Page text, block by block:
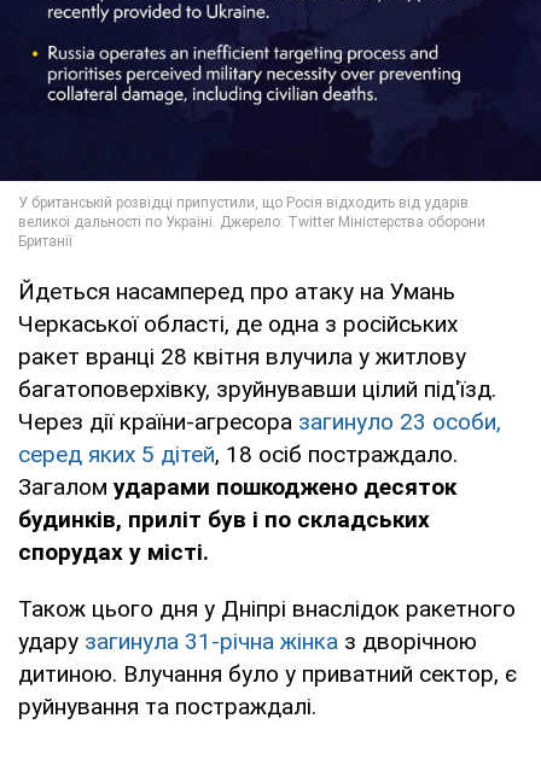
Йдеться насамперед про атаку на Умань
Черкаської області, де одна з російських
ракет вранці 28 квітня влучила у житлову
багатоповерхівку, зруйнувавши цілий під'їзд.
Через дії країни-агресора загинуло 23 особи,
серед яких 5 дітей, 18 осіб постраждало.
Загалом ударами пошкоджено десяток
будинків, приліт був і по складських
спорудах у місті.
Також цього дня у Дніпрі внаслідок ракетного
удару загинула 31-річна жінка з дворічною
дитиною. Влучання було у приватний сектор, є
руйнування та постраждалі.